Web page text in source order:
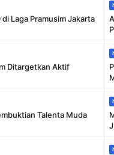
Laga Pramusim Jakarta
Ditargetkan Aktif
Talenta Muda